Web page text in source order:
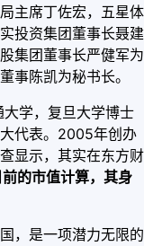
主席丁佐宏，五星体
投资集团董事长聂建
集团董事长严健军为
事陈凯为秘书长。
学，复旦大学博士
代表。2005年创办
显示，其实在东方财
的市值计算，其身
，是一项潜力无限的